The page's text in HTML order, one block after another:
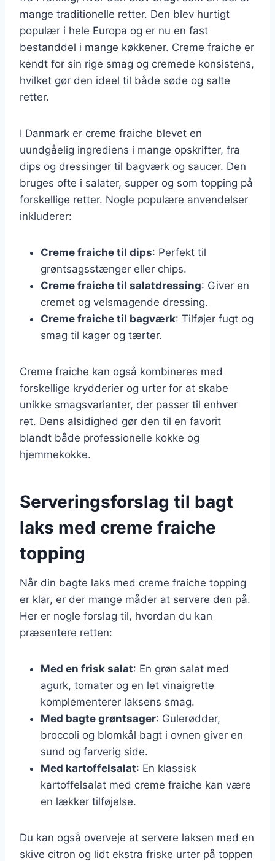
mange traditionelle retter. Den blev hurtigt
populær i hele Europa og er nu en fast
bestanddel i mange køkkener. Creme fraiche er
kendt for sin rige smag og cremede konsistens,
hvilket gør den ideel til både søde og salte
retter.
I Danmark er creme fraiche blevet en
uundgåelig ingrediens i mange opskrifter, fra
dips og dressinger til bagværk og saucer. Den
bruges ofte i salater, supper og som topping på
forskellige retter. Nogle populære anvendelser
inkluderer:
Creme fraiche til dips: Perfekt til
grøntsagsstænger eller chips.
Creme fraiche til salatdressing: Giver en
cremet og velsmagende dressing.
Creme fraiche til bagværk: Tilføjer fugt og
smag til kager og tærter.
Creme fraiche kan også kombineres med
forskellige krydderier og urter for at skabe
unikke smagsvarianter, der passer til enhver
ret. Dens alsidighed gør den til en favorit
blandt både professionelle kokke og
hjemmekokke.
Serveringsforslag til bagt
laks med creme fraiche
topping
Når din bagte laks med creme fraiche topping
er klar, er der mange måder at servere den på.
Her er nogle forslag til, hvordan du kan
præsentere retten:
Med en frisk salat: En grøn salat med
agurk, tomater og en let vinaigrette
komplementerer laksens smag.
Med bagte grøntsager: Gulerødder,
broccoli og blomkål bagt i ovnen giver en
sund og farverig side.
Med kartoffelsalat: En klassisk
kartoffelsalat med creme fraiche kan være
en lækker tilføjelse.
Du kan også overveje at servere laksen med en
skive citron og lidt ekstra friske urter på toppen